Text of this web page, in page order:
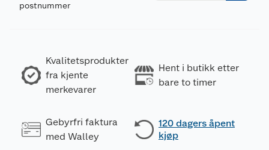
postnummer
Kvalitetsprodukter
fra kjente
merkevarer
Hent i butikk etter
bare to timer
Gebyrfri faktura
med Walley
120 dagers åpent
kjøp